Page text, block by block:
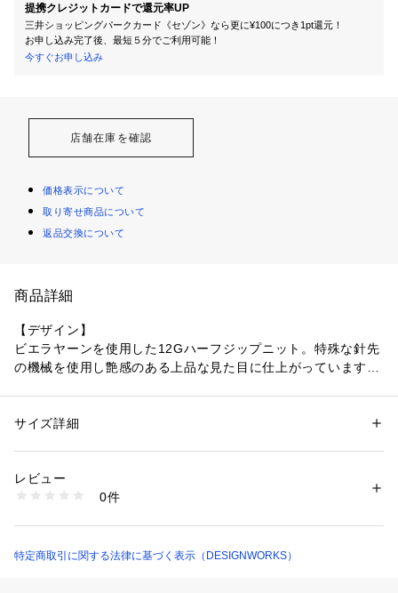
提携クレジットカードで還元率UP
三井ショッピングパークカード《セゾン》なら更に¥100につき1pt還元！
お申し込み完了後、最短５分でご利用可能！
今すぐお申し込み
店舗在庫を確認
価格表示について
取り寄せ商品について
返品交換について
商品詳細
【デザイン】
ビエラヤーンを使用した12Gハーフジップニット。特殊な針先
の機械を使用し艶感のある上品な見た目に仕上がっています。
シーズンで活躍します。
イタリア・Biella Yarn(ビエラヤーン)社がオーストラリアの厳
選したメリノウールのみを使用したソフトな風合いと身体に馴
性別：メンズ
素材：本体：毛 100% 袖口裏部分、裾裏部分：レーヨン 100％
洗濯：ドライクリーニング
※詳しい洗濯方法については、商品の品質表示タグをご覧ください
03470040008 （ショップ）
サイズ詳細
レビュー
0件
特定商取引に関する法律に基づく表示（DESIGNWORKS）